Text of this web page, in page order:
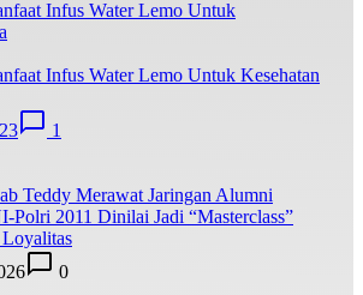
Infus Water Lemo Untuk Kesehatan
1
Teddy Merawat Jaringan Alumni
Polri 2011 Dinilai Jadi “Masterclass”
0